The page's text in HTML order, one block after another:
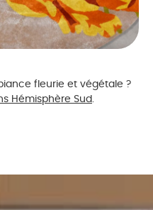
fleurie et végétale ?
Hémisphère Sud.